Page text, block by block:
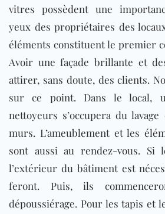
vitres possèdent une
yeux des propriétaires des
éléments constituent le premier
Avoir une façade brillante et
attirer, sans doute, des clients.
sur ce point. Dans le local,
nettoyeurs s’occupera du
murs. L’ameublement et les
sont aussi au rendez-vous. Si
l’extérieur du bâtiment est
feront. Puis, ils
dépoussiérage. Pour lestapis et